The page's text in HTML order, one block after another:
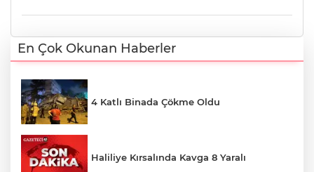
En Çok Okunan Haberler
4 Katlı Binada Çökme Oldu
Haliliye Kırsalında Kavga 8 Yaralı